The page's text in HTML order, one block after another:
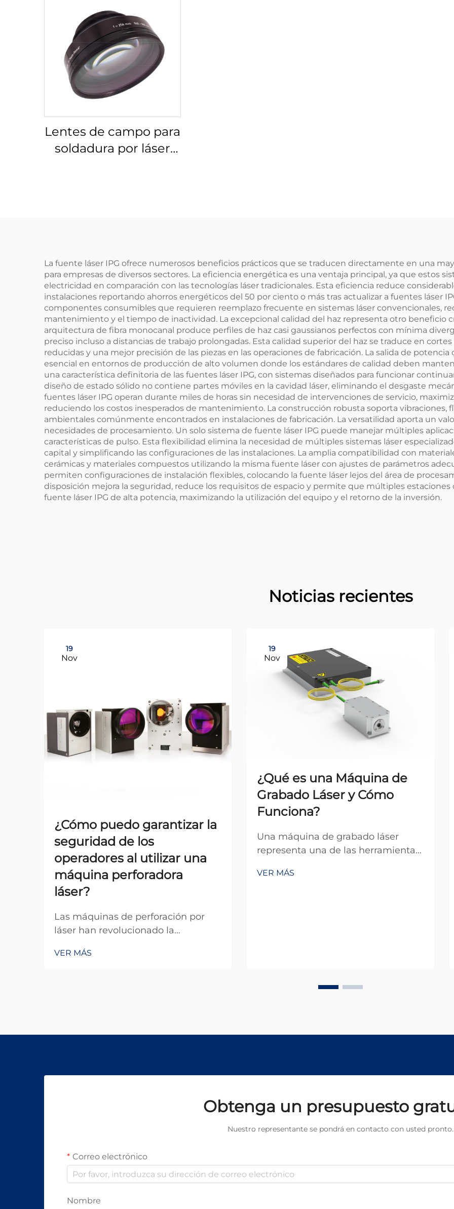
Lentes de campo para
soldadura por láser
La fuente láser IPG ofrece numerosos beneficios prácticos que se traducen directamente en una
para empresas de diversos sectores. La eficiencia energética es una ventaja principal, ya que estos
electricidad en comparación con las tecnologías láser tradicionales. Esta eficiencia reduce
instalaciones reportando ahorros energéticos del 50 por ciento o más tras actualizar a fuentes láser
componentes consumibles que requieren reemplazo frecuente en sistemas láser convencionales,
mantenimiento y el tiempo de inactividad. La excepcional calidad del haz representa otro beneficio
arquitectura de fibra monocanal produce perfiles de haz casi gaussianos perfectos con mínima
preciso incluso a distancias de trabajo prolongadas. Esta calidad superior del haz se traduce en
reducidas y una mejor precisión de las piezas en las operaciones de fabricación. La salida de
esencial en entornos de producción de alto volumen donde los estándares de calidad deben
una característica definitoria de las fuentes láser IPG, con sistemas diseñados para funcionar
diseño de estado sólido no contiene partes móviles en la cavidad láser, eliminando el desgaste
fuentes láser IPG operan durante miles de horas sin necesidad de intervenciones de servicio,
reduciendo los costos inesperados de mantenimiento. La construcción robusta soporta vibraciones,
ambientales comúnmente encontrados en instalaciones de fabricación. La versatilidad aporta un
necesidades de procesamiento. Un solo sistema de fuente láser IPG puede manejar múltiples
características de pulso. Esta flexibilidad elimina la necesidad de múltiples sistemas láser
capital y simplificando las configuraciones de las instalaciones. La amplia compatibilidad con
cerámicas y materiales compuestos utilizando la misma fuente láser con ajustes de parámetros
permiten configuraciones de instalación flexibles, colocando la fuente láser lejos del área de
disposición mejora la seguridad, reduce los requisitos de espacio y permite que múltiples
fuente láser IPG de alta potencia, maximizando la utilización del equipo y el retorno de la inversión.
Noticias recientes
19
Nov
¿Cómo puedo garantizar la
seguridad de los
operadores al utilizar una
máquina perforadora
láser?
Las máquinas de perforación por
láser han revolucionado la
industrias, ofreciendo una exactitud
VER MÁS
19
Nov
¿Qué es una Máquina de
Grabado Láser y Cómo
Funciona?
Una máquina de grabado láser
representa una de las herramientas
industrias modernas de fabricación
VER MÁS
Obtenga un presupuesto
Nuestro representante se pondrá en contacto con usted pronto.
Correo electrónico
Nombre